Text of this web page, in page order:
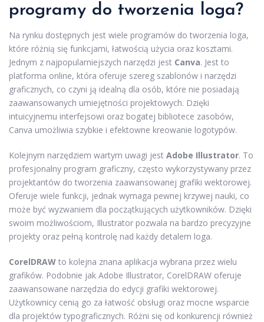
programy do tworzenia loga?
Na rynku dostępnych jest wiele programów do tworzenia loga,
które różnią się funkcjami, łatwością użycia oraz kosztami.
Jednym z najpopularniejszych narzędzi jest Canva. Jest to
platforma online, która oferuje szereg szablonów i narzędzi
graficznych, co czyni ją idealną dla osób, które nie posiadają
zaawansowanych umiejętności projektowych. Dzięki
intuicyjnemu interfejsowi oraz bogatej bibliotece zasobów,
Canva umożliwia szybkie i efektowne kreowanie logotypów.
Kolejnym narzędziem wartym uwagi jest Adobe Illustrator. To
profesjonalny program graficzny, często wykorzystywany przez
projektantów do tworzenia zaawansowanej grafiki wektorowej.
Oferuje wiele funkcji, jednak wymaga pewnej krzywej nauki, co
może być wyzwaniem dla początkujących użytkowników. Dzięki
swoim możliwościom, Illustrator pozwala na bardzo precyzyjne
projekty oraz pełną kontrolę nad każdy detalem loga.
CorelDRAW to kolejna znana aplikacja wybrana przez wielu
grafików. Podobnie jak Adobe Illustrator, CorelDRAW oferuje
zaawansowane narzędzia do edycji grafiki wektorowej.
Użytkownicy cenią go za łatwość obsługi oraz mocne wsparcie
dla projektów typograficznych. Różni się od konkurencji również